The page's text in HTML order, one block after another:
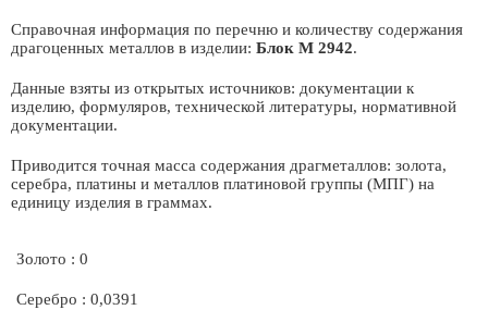
Справочная информация по перечню и количеству содержания
драгоценных металлов в изделии: Блок М 2942.
Данные взяты из открытых источников: документации к
изделию, формуляров, технической литературы, нормативной
документации.
Приводится точная масса содержания драгметаллов: золота,
серебра, платины и металлов платиновой группы (МПГ) на
единицу изделия в граммах.
Золото : 0
Серебро : 0,0391